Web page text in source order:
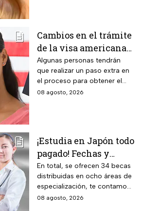
común.
Cambios en el trámite
de la visa americana
2026 y para quiénes
aplica
Algunas personas tendrán
que realizar un paso extra en
el proceso para obtener el
documento que permite
08 agosto, 2026
¡Estudia en Japón todo
pagado! Fechas y
requisitos de la
convocatoria para
becas de estancias en
2026
En total, se ofrecen 34 becas
distribuidas en ocho áreas de
especialización, te contamos
todos los detalles.
08 agosto, 2026